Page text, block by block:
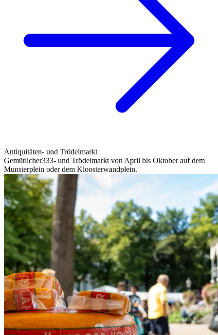
Antiquitäten- und Trödelmarkt
Gemütlicher333- und Trödelmarkt von April bis Oktober auf dem
Munsterplein oder dem Kloosterwandplein.